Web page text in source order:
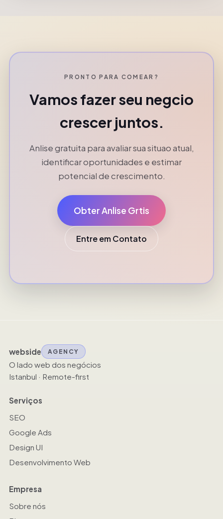
PRONTO PARA COMEAR?
Vamos fazer seu negcio
crescer juntos.
Anlise gratuita para avaliar sua situao atual,
identificar oportunidades e estimar
potencial de crescimento.
Obter Anlise Grtis
Entre em Contato
webside AGENCY
O lado web dos negócios
Istanbul · Remote-first
Serviços
SEO
Google Ads
Design UI
Desenvolvimento Web
Empresa
Sobre nós